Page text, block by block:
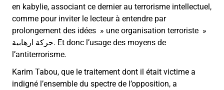
en kabylie, associant ce dernier au terrorisme intellectuel,
comme pour inviter le lecteur à entendre par
prolongement des idées » une organisation terroriste »
حركة ارهابية. Et donc l’usage des moyens de
l’antiterrorisme.
Karim Tabou, que le traitement dont il était victime a
indigné l’ensemble du spectre de l’opposition, a